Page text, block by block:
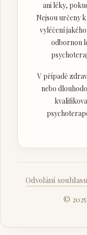
ani léky,
Nejsou určeny
vyléčení
odbornou
V případě
nebo
Odvolání
©